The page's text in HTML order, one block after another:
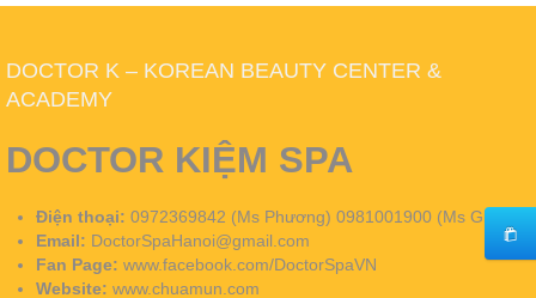
DOCTOR K – KOREAN BEAUTY CENTER &
ACADEMY
DOCTOR KIỆM SPA
Điện thoại: 0972369842 (Ms Phương) 0981001900 (Ms Giang)
Email: DoctorSpaHanoi@gmail.com
Fan Page: www.facebook.com/DoctorSpaVN
Website: www.chuamun.com